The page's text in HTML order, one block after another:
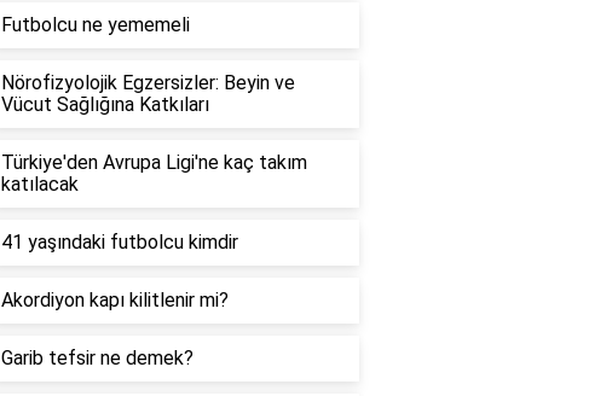
Futbolcu ne yememeli
Nörofizyolojik Egzersizler: Beyin ve
Vücut Sağlığına Katkıları
Türkiye'den Avrupa Ligi'ne kaç takım
katılacak
41 yaşındaki futbolcu kimdir
Akordiyon kapı kilitlenir mi?
Garib tefsir ne demek?